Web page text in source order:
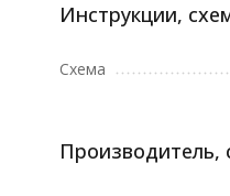
Инструкции,
Схема
Производитель,